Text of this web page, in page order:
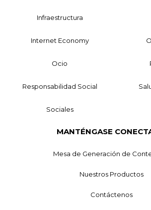
Infraestructura
Internet Economy
Ocio
Responsabilidad Social
Sociales
MANTÉNGASE
Mesa de Generación de
Nuestros Productos
Contáctenos